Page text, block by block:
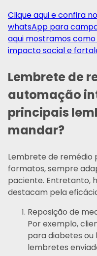
Clique aqui e confira
whatsApp para
aqui mostramos
impacto social e
Lembrete de
automação
principais
mandar?
Lembrete de remédio
formatos, sempre
paciente. Entretanto,
destacam pela
Reposição de
Por exemplo,
para diabetes ou
lembretes